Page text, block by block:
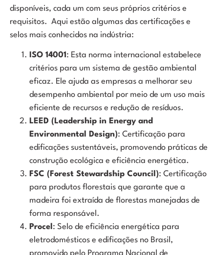
disponíveis, cada um com seus próprios critérios e
requisitos. Aqui estão algumas das certificações e
selos mais conhecidos na indústria:
ISO 14001 : Esta norma internacional estabelece
critérios para um sistema de gestão ambiental
eficaz. Ele ajuda as empresas a melhorar seu
desempenho ambiental por meio de um uso mais
eficiente de recursos e redução de resíduos.
LEED (Leadership in Energy and
Environmental Design): Certificação para
edificações sustentáveis, promovendo práticas de
construção ecológica e eficiência energética.
FSC (Forest Stewardship Council): Certificação
para produtos florestais que garante que a
madeira foi extraída de florestas manejadas de
forma responsável.
Procel : Selo de eficiência energética para
eletrodomésticos e edificações no Brasil,